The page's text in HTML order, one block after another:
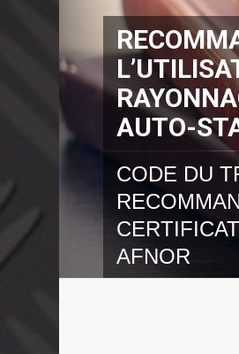
AUTO-
CODE DU
AFNOR